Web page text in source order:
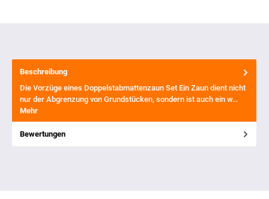
Beschreibung
Die Vorzüge eines Doppelstabmattenzaun Set Ein Zaun dient nicht
nur der Abgrenzung von Grundstücken, sondern ist auch ein w…
Mehr
Bewertungen